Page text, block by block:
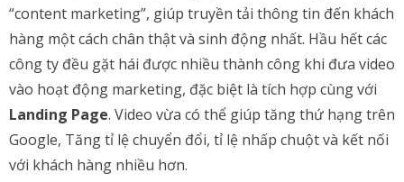
“content marketing”, giúp truyền tải thông tin đến khách
hàng một cách chân thật và sinh động nhất. Hầu hết các
công ty đều gặt hái được nhiều thành công khi đưa video
vào hoạt động marketing, đặc biệt là tích hợp cùng với
Landing Page. Video vừa có thể giúp tăng thứ hạng trên
Google, Tăng tỉ lệ chuyển đổi, tỉ lệ nhấp chuột và kết nối
với khách hàng nhiều hơn.